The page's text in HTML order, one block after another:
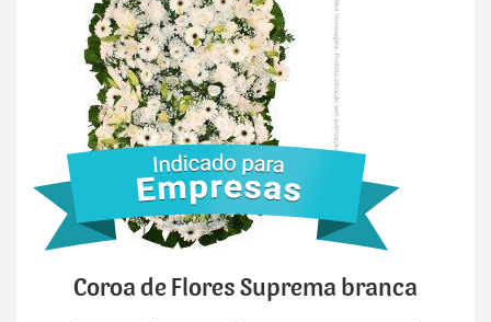
Coroa de Flores Suprema branca